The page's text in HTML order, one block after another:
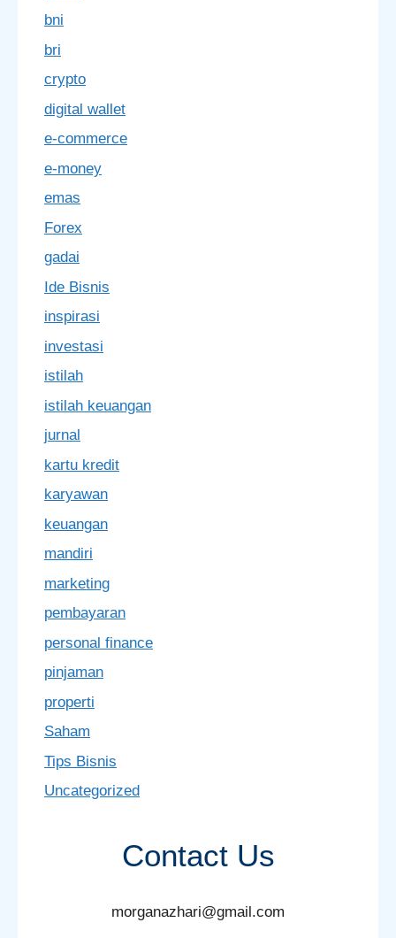
bni
bri
crypto
digital wallet
e-commerce
e-money
emas
Forex
gadai
Ide Bisnis
inspirasi
investasi
istilah
istilah keuangan
jurnal
kartu kredit
karyawan
keuangan
mandiri
marketing
pembayaran
personal finance
pinjaman
properti
Saham
Tips Bisnis
Uncategorized
Contact Us
morganazhari@gmail.com